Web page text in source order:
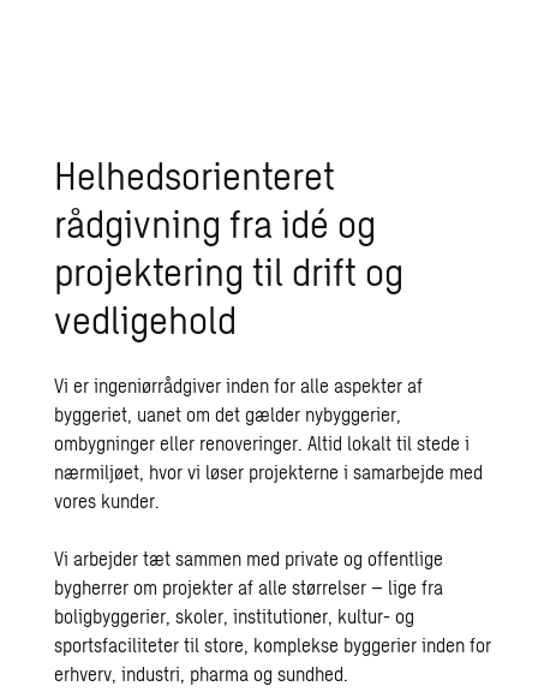
Helhedsorienteret
rådgivning fra idé og
projektering til drift og
vedligehold
Vi er ingeniørrådgiver inden for alle aspekter af
byggeriet, uanet om det gælder nybyggerier,
ombygninger eller renoveringer. Altid lokalt til stede i
nærmiljøet, hvor vi løser projekterne i samarbejde med
vores kunder.
Vi arbejder tæt sammen med private og offentlige
bygherrer om projekter af alle størrelser – lige fra
boligbyggerier, skoler, institutioner, kultur- og
sportsfaciliteter til store, komplekse byggerier inden for
erhverv, industri, pharma og sundhed.